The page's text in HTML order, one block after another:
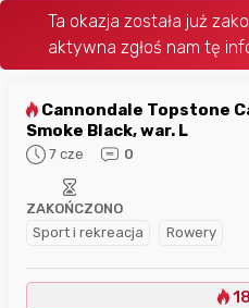
Smoke Black, war. L
7 cze 0
Sport i rekreacja Rowery
ZAKOŃCZONO